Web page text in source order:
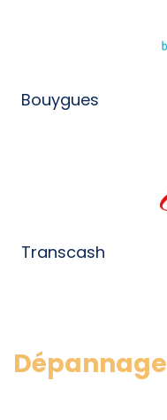
Bouygues
Transcash
Dépannage